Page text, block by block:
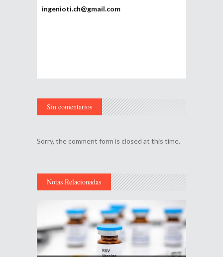
ingenioti.ch@gmail.com
Sin comentarios
Sorry, the comment form is closed at this time.
Notas Relacionadas